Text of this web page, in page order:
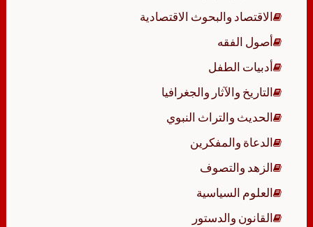
الاقتصاد والبحوث الاقتصادية
أصول الفقه
أدبيات الطفل
التاريخ والآثار والجغرافيا
الحديث والتراث النبوي
الدعاة والمفكرين
الزهد والتصوف
العلوم السياسية
القانون والدستور